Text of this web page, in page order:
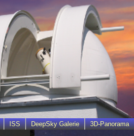
3D-Panorama
DeepSky Galerie
ISS